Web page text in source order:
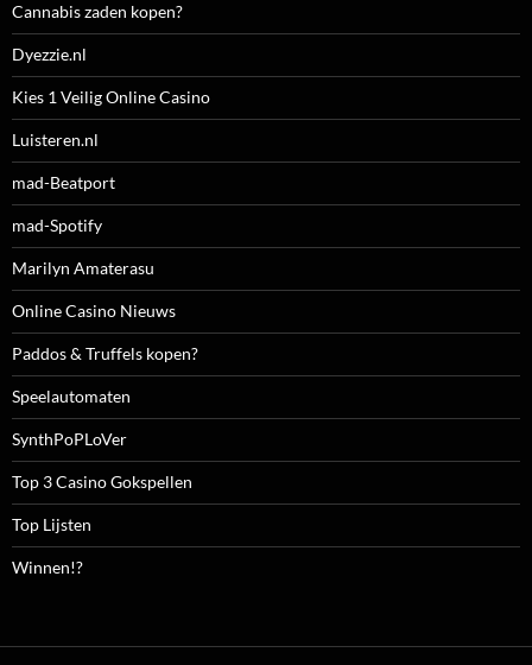
Cannabis zaden kopen?
Dyezzie.nl
Kies 1 Veilig Online Casino
Luisteren.nl
mad-Beatport
mad-Spotify
Marilyn Amaterasu
Online Casino Nieuws
Paddos & Truffels kopen?
Speelautomaten
SynthPoPLoVer
Top 3 Casino Gokspellen
Top Lijsten
Winnen!?